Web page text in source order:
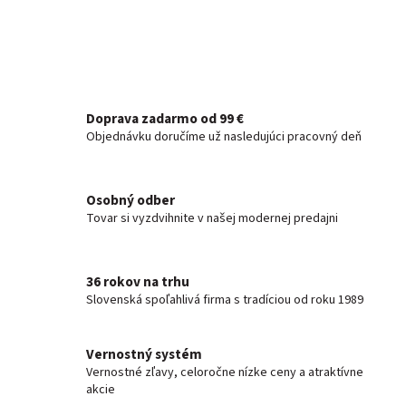
Doprava zadarmo od 99 €
Objednávku doručíme už nasledujúci pracovný deň
Osobný odber
Tovar si vyzdvihnite v našej modernej predajni
36 rokov na trhu
Slovenská spoľahlivá firma s tradíciou od roku 1989
Vernostný systém
Vernostné zľavy, celoročne nízke ceny a atraktívne
akcie